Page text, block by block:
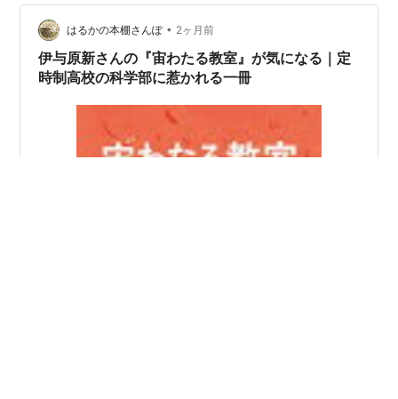
視点もあり心に刺さる。 カメが長い時間を掛けて旅する
その間に紡がれてきたもの人は何を残し、何を引き継い
でいくのか自分の想いとも重なるなぁ。 日々の忙しさの
中で忘れがちな大切な何かを思い出させ心は穏やか…
はるかの本棚さんぽ • 2ヶ月前
伊与原新さんの『宙わたる教室』が気になる｜定
時制高校の科学部に惹かれる一冊